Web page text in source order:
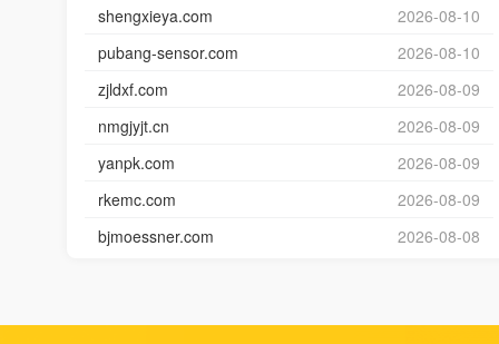
shengxieya.com
2026-08-10
pubang-sensor.com
2026-08-10
zjldxf.com
2026-08-09
nmgjyjt.cn
2026-08-09
yanpk.com
2026-08-09
rkemc.com
2026-08-09
bjmoessner.com
2026-08-08